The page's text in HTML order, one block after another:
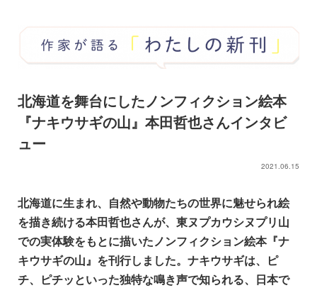
北海道を舞台にしたノンフィクション絵本
『ナキウサギの山』本田哲也さんインタビ
ュー
2021.06.15
北海道に生まれ、自然や動物たちの世界に魅せられ絵
を描き続ける本田哲也さんが、 東ヌプカウシヌプリ山
での実体験をもとに描いたノンフィクション絵本『ナ
キウサギの山』を刊行しました。ナキウサギは、ピ
チ、ピチッといった独特な鳴き声で知られる、日本で